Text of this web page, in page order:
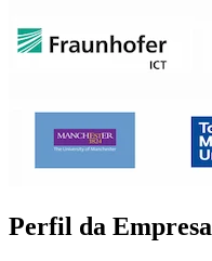
Perfil da Empresa